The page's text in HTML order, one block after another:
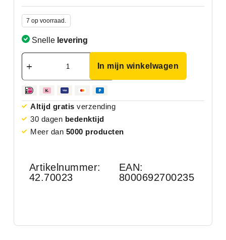
7 op voorraad.
Snelle levering
In mijn winkelwagen
Altijd gratis verzending
30 dagen bedenktijd
Meer dan 5000 producten
Artikelnummer:
42.70023
EAN:
8000692700235